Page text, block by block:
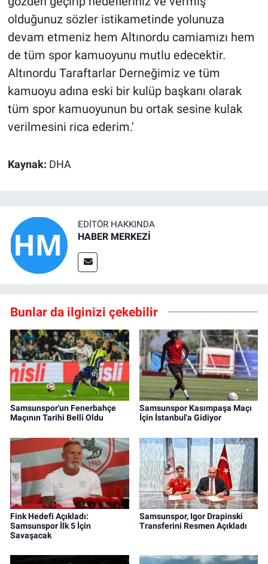
olduğunuz sözler istikametinde yolunuza
devam etmeniz hem Altınordu camiamızı hem
de tüm spor kamuoyunu mutlu edecektir.
Altınordu Taraftarlar Derneğimiz ve tüm
kamuoyu adına eski bir kulüp başkanı olarak
tüm spor kamuoyunun bu ortak sesine kulak
verilmesini rica ederim.'
Kaynak: DHA
EDITÖR HAKKINDA
HABER MERKEZİ
Bunlar da ilginizi çekebilir
Samsunspor'un Fenerbahçe
Maçının Tarihi Belli Oldu
Samsunspor Kasımpaşa Maçı
İçin İstanbul'a Gidiyor
Fink Hedefi Açıkladı:
Samsunspor İlk 5 İçin
Savaşacak
Samsunspor, Igor Drapinski
Transferini Resmen Açıkladı